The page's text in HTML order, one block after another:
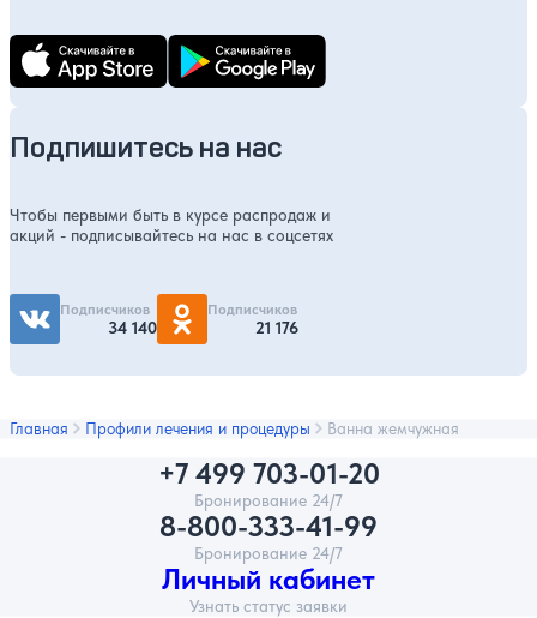
Подпишитесь на нас
Чтобы первыми быть в курсе распродаж и
акций - подписывайтесь на нас в соцсетях
Подписчиков
34 140
Подписчиков
21 176
Главная Профили лечения и процедуры Ванна жемчужная
+7 499 703-01-20
Бронирование 24/7
8-800-333-41-99
Бронирование 24/7
Личный кабинет
Узнать статус заявки